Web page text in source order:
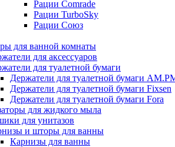
Рации Comrade
Рации TurboSky
Рации Союз
для ванной комнаты
для аксессуаров
для туалетной бумаги
Держатели для туалетной бумаги
Держатели для туалетной бумаги Fixsen
Держатели для туалетной бумаги Fora
для жидкого мыла
для унитазов
и шторы для ванны
Карнизы для ванны